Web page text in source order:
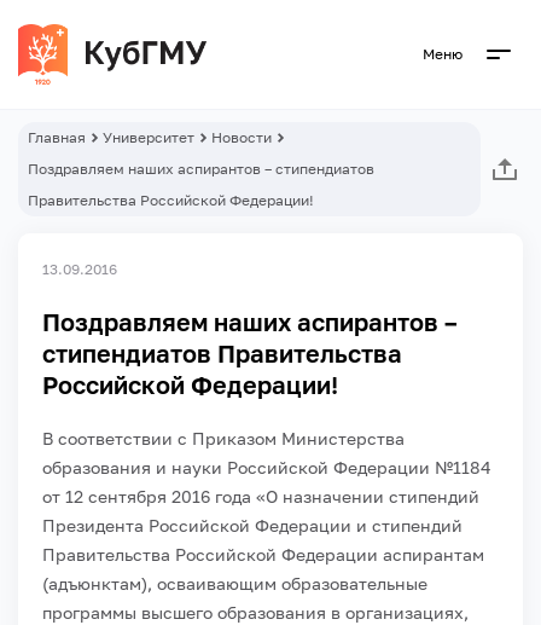
Меню
Главная Университет
Новости
Поздравляем наших аспирантов – стипендиатов
Правительства Российской Федерации!
13.09.2016
Поздравляем наших аспирантов –
стипендиатов Правительства
Российской Федерации!
В соответствии с Приказом Министерства
образования и науки Российской Федерации №1184
от 12 сентября 2016 года «О назначении стипендий
Президента Российской Федерации и стипендий
Правительства Российской Федерации аспирантам
(адъюнктам), осваивающим образовательные
программы высшего образования в организациях,